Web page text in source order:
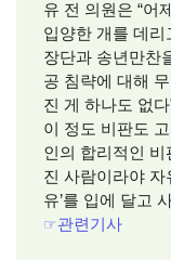
유 전 의원은 “어
입양한 개를 데리
장단과 송년만찬
공 침략에 대해
진 게 하나도 없
이 정도 비판도
인의 합리적인
진 사람이라야 자
유’를 입에 달고
☞관련기사